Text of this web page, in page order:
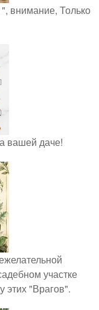
внимание, Только
вашей даче!
участке
этих "Врагов".